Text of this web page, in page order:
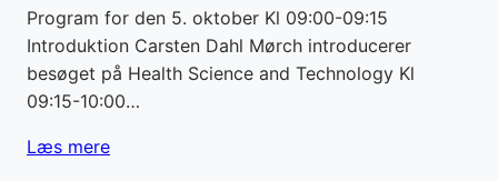
Program for den 5. oktober Kl 09:00-09:15
Introduktion Carsten Dahl Mørch introducerer
besøget på Health Science and Technology Kl
09:15-10:00…
Læs mere